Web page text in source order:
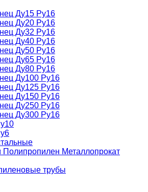
Ду15 Ру16
Ду20 Ру16
Ду32 Ру16
Ду40 Ру16
Ду50 Ру16
Ду65 Ру16
Ду80 Ру16
Ду100 Ру16
Ду125 Ру16
Ду150 Ру16
Ду250 Ру16
Ду300 Ру16
Полипропилен Металлопрокат
трубы